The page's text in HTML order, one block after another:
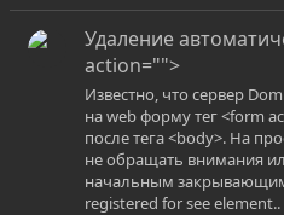
Удаление
action="">
Известно, что сервер
на web форму тег <form
после тега <body>. На
не обращать внимания
начальным
registered for see